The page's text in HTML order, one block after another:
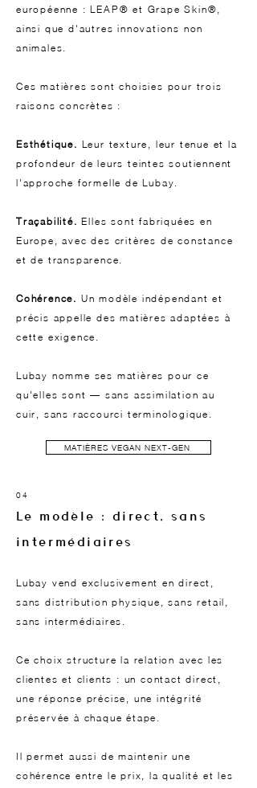
européenne : LEAP® et Grape Skin®,
ainsi que d'autres innovations non
animales.
Ces matières sont choisies pour trois
raisons concrètes :
Esthétique. Leur texture, leur tenue et la
profondeur de leurs teintes soutiennent
l'approche formelle de Lubay.
Traçabilité. Elles sont fabriquées en
Europe, avec des critères de constance
et de transparence.
Cohérence. Un modèle indépendant et
précis appelle des matières adaptées à
cette exigence.
Lubay nomme ses matières pour ce
qu'elles sont — sans assimilation au
cuir, sans raccourci terminologique.
MATIÈRES VEGAN NEXT-GEN
04
Le modèle : direct, sans
intermédiaires
Lubay vend exclusivement en direct,
sans distribution physique, sans retail,
sans intermédiaires.
Ce choix structure la relation avec les
clientes et clients : un contact direct,
une réponse précise, une intégrité
préservée à chaque étape.
Il permet aussi de maintenir une
cohérence entre le prix, la qualité et les